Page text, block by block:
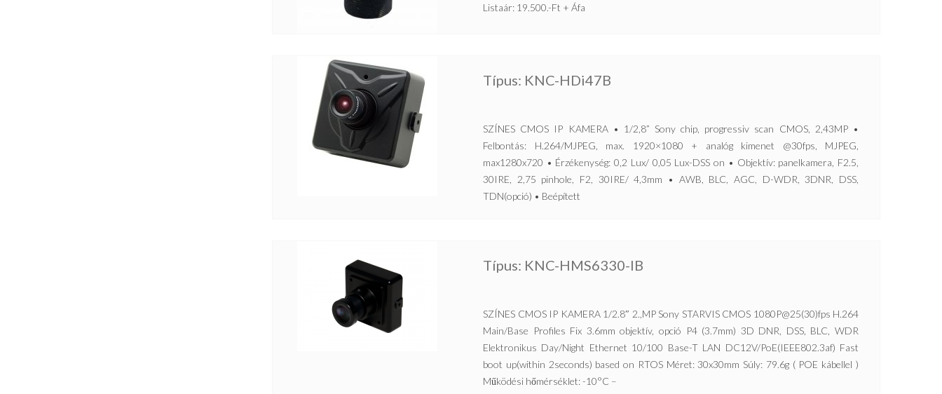
Listaár: 19.500.-Ft + Áfa
Típus: KNC-HDi47B
SZÍNES CMOS IP KAMERA • 1/2,8” Sony chip, progressiv scan CMOS, 2,43MP •
Felbontás: H.264/MJPEG, max. 1920×1080 + analóg kimenet @30fps, MJPEG,
max1280x720 • Érzékenység: 0,2 Lux/ 0,05 Lux-DSS on • Objektív: panelkamera, F2.5,
30IRE, 2,75 pinhole, F2, 30IRE/ 4,3mm • AWB, BLC, AGC, D-WDR, 3DNR, DSS,
TDN(opció) • Beépített
Típus: KNC-HMS6330-IB
SZÍNES CMOS IP KAMERA 1/2.8″ 2.,MP Sony STARVIS CMOS 1080P@25(30)fps H.264
Main/Base Profiles Fix 3.6mm objektív, opció P4 (3.7mm) 3D DNR, DSS, BLC, WDR
Elektronikus Day/Night Ethernet 10/100 Base-T LAN DC12V/PoE(IEEE802.3af) Fast
boot up(within 2seconds) based on RTOS Méret: 30x30mm Súly: 79.6g ( POE kábellel )
Működési hőmérséklet: -10°C –